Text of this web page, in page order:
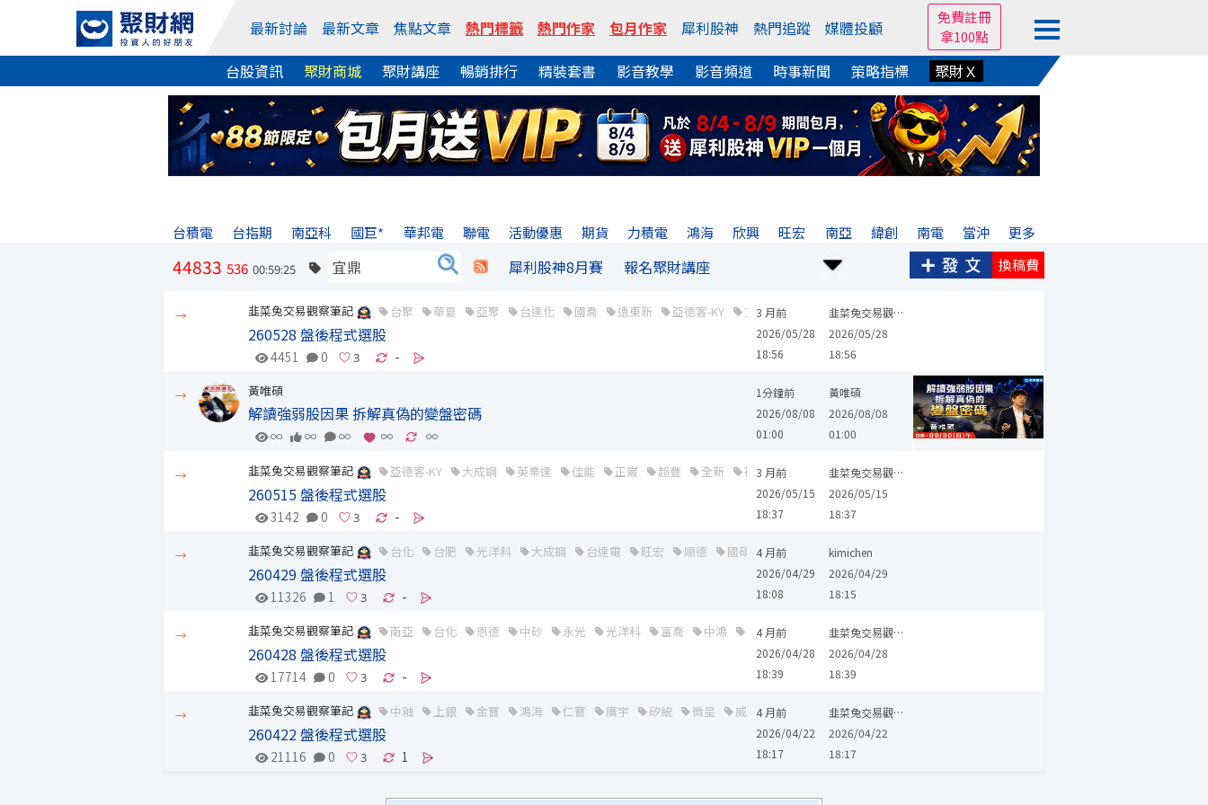
最新討論 最新文章 焦點文章 熱門標籤 熱門作家 包月作家 犀利股神 熱門追蹤 媒體投顧
免費註冊
拿100點
台股資訊 聚財商城 聚財講座 暢銷排行 精裝套書 影音教學 影音頻道 時事新聞 策略指標 聚財Ｘ
台積電 台指期 南亞科 國巨* 華邦電 聯電 活動優惠 期貨 力積電 鴻海 欣興 旺宏 南亞 緯創 南電 當沖 更多
44833 536 00:59:25 犀利股神8月賽 報名聚財講座 換稿費
→ 韭菜兔交易觀察筆記 台聚 華夏 亞聚 台達化 國喬 遠東新 亞德客-KY 艾姆勒 英業達 南亞科
3 月前
2026/05/28
18:56
260528 盤後程式選股
4451 0 -
韭菜兔交易觀察筆記
2026/05/28
18:56
→ 黃唯碩
1分鐘前
2026/08/08
01:00
解讀強弱股因果 拆解真偽的變盤密碼
∞ ∞ ∞ ∞ ∞
黃唯碩
2026/08/08
01:00
→ 韭菜兔交易觀察筆記 亞德客-KY 大成鋼 英業達 佳能 正崴 超豐 全新 裕民 台新新光金
3 月前
2026/05/15
18:37
260515 盤後程式選股
3142 0 -
韭菜兔交易觀察筆記
2026/05/15
18:37
→ 韭菜兔交易觀察筆記 台化 台肥 光洋科 大成鋼 台達電 旺宏 順德 國碩 創見 盟立 志聖
4 月前
2026/04/29
18:08
260429 盤後程式選股
11326 1 -
kimichen
2026/04/29
18:15
→ 韭菜兔交易觀察筆記 南亞 台化 恩德 中砂 永光 光洋科 富喬 中鴻 大成鋼 聯電 台達電
4 月前
2026/04/28
18:39
260428 盤後程式選股
17714 0 -
韭菜兔交易觀察筆記
2026/04/28
18:39
→ 韭菜兔交易觀察筆記 中釉 上銀 金寶 鴻海 仁寶 廣宇 矽統 微星 威盛 盟立 亞航 玉山金
4 月前
2026/04/22
18:17
260422 盤後程式選股
21116 0 1
韭菜兔交易觀察筆記
2026/04/22
18:17